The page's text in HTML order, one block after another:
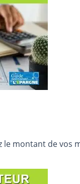
montant de vos